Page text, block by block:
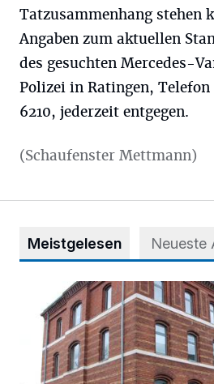
Tatzusammenhang stehen
Angaben zum aktuellen
des gesuchten Mercedes-
Polizei in Ratingen, Telefon
6210, jederzeit entgegen.
(Schaufenster Mettmann)
Meistgelesen Neueste
Abstimmung für Heimatpreis